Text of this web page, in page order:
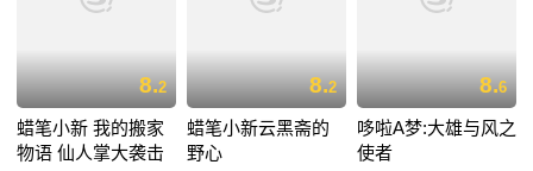
8.2
蜡笔小新 我的搬家
物语 仙人掌大袭击
8.2
蜡笔小新云黑斋的
野心
8.6
哆啦A梦:大雄与风之
使者